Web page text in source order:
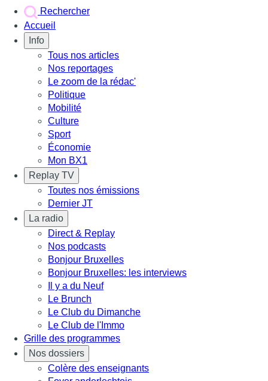
Rechercher
Accueil
Info
Tous nos articles
Nos reportages
Le zoom de la rédac'
Politique
Mobilité
Culture
Sport
Économie
Mon BX1
Replay TV
Toutes nos émissions
Dernier JT
La radio
Direct & Replay
Nos podcasts
Bonjour Bruxelles
Bonjour Bruxelles: les interviews
Il y a du Neuf
Le Brunch
Le Club du Dimanche
Le Club de l'Immo
Grille des programmes
Nos dossiers
Colère des enseignants